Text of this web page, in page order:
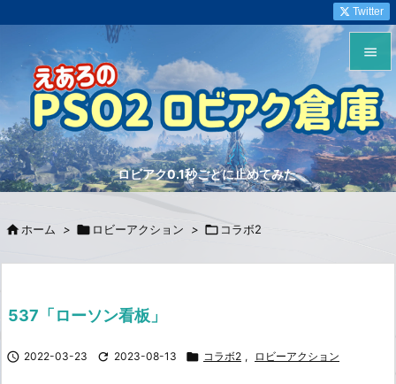
ロビアク0.1秒ごとに止めてみた


メニュ

サイド


Twitter
 ホーム >  ロビーアクション >  コラボ2
537「ローソン看板」
 2022-03-23  2023-08-13  コラボ2 , ロビーアクション